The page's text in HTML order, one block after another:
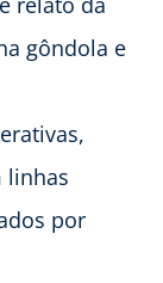
gôndola e
linhas
por